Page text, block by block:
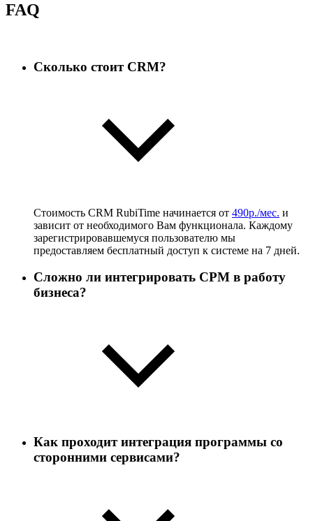
FAQ
Сколько стоит CRM?
Стоимость CRM RubiTime начинается от 490р./мес. и
зависит от необходимого Вам функционала. Каждому
зарегистрировавшемуся пользователю мы
предоставляем бесплатный доступ к системе на 7 дней.
Сложно ли интегрировать СРМ в работу
бизнеса?
Как проходит интеграция программы со
сторонними сервисами?